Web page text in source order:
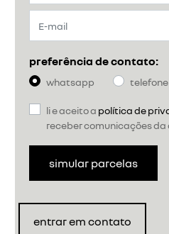
preferência de contato:
whatsapp telefone
li e aceito a política de
receber comunicações da
simular parcelas
entrar em contato